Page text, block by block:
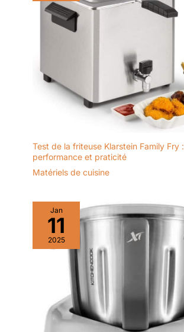
Test de la friteuse Klarstein Family Fry :
performance et praticité
Matériels de cuisine
Jan
11
2025